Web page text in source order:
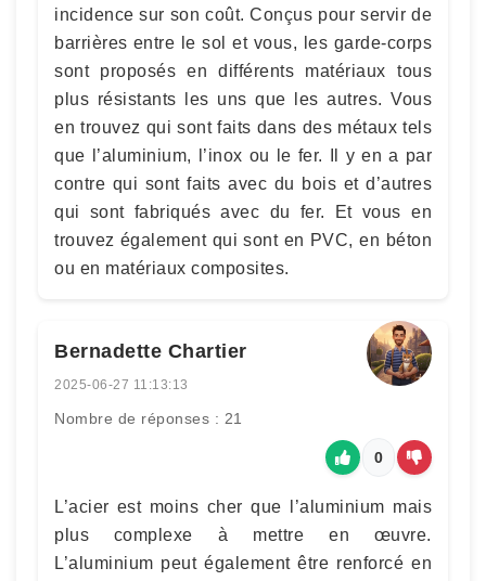
incidence sur son coût. Conçus pour servir de
barrières entre le sol et vous, les garde-corps
sont proposés en différents matériaux tous
plus résistants les uns que les autres. Vous
en trouvez qui sont faits dans des métaux tels
que l’aluminium, l’inox ou le fer. Il y en a par
contre qui sont faits avec du bois et d’autres
qui sont fabriqués avec du fer. Et vous en
trouvez également qui sont en PVC, en béton
ou en matériaux composites.
Bernadette Chartier
2025-06-27 11:13:13
Nombre de réponses : 21
0
L’acier est moins cher que l’aluminium mais
plus complexe à mettre en œuvre.
L’aluminium peut également être renforcé en